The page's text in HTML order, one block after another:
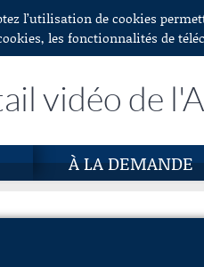
l’utilisation de cookies
les fonctionnalités de
vidéo de
À LA DEMANDE